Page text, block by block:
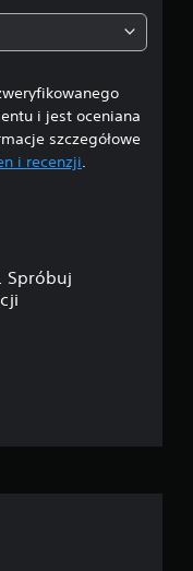
3
1
/
5
—
i jest oceniana
szczegółowe
i recenzji.
Spróbuj